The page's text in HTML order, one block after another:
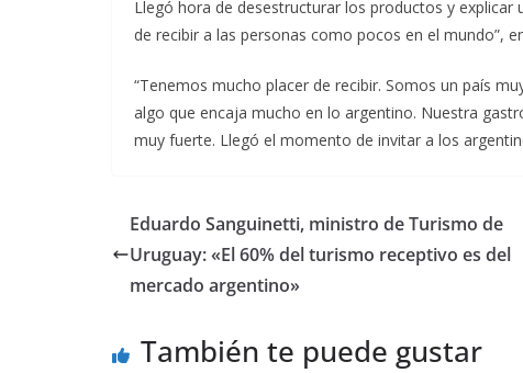
Llegó hora de desestructurar los productos y explicar
de recibir a las personas como pocos en el mundo”,
“Tenemos mucho placer de recibir. Somos un país
algo que encaja mucho en lo argentino. Nuestra
muy fuerte. Llegó el momento de invitar a los
Eduardo Sanguinetti, ministro de Turismo de
Uruguay: «El 60% del turismo receptivo es del
mercado argentino»
También te puede gustar